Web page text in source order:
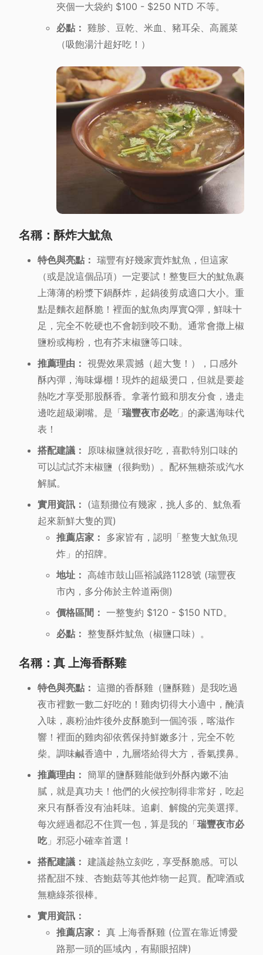
夾個一大袋約 $100 - $250 NTD 不等。
必點： 雞胗、豆乾、米血、豬耳朵、高麗菜
（吸飽湯汁超好吃！）
名稱：酥炸大魷魚
特色與亮點： 瑞豐有好幾家賣炸魷魚，但這家
（或是說這個品項）一定要試！整隻巨大的魷魚裹
上薄薄的粉漿下鍋酥炸，起鍋後剪成適口大小。重
點是麵衣超酥脆！裡面的魷魚肉厚實Q彈，鮮味十
足，完全不乾硬也不會韌到咬不動。通常會撒上椒
鹽粉或梅粉，也有芥末椒鹽等口味。
推薦理由： 視覺效果震撼（超大隻！），口感外
酥內彈，海味爆棚！現炸的超級燙口，但就是要趁
熱吃才享受那股酥香。拿著竹籤和朋友分食，邊走
邊吃超級涮嘴。是「瑞豐夜市必吃」的豪邁海味代
表！
搭配建議：
原味椒鹽就很好吃，喜歡特別口味的
可以試試芥末椒鹽（很夠勁）。配杯無糖茶或汽水
解膩。
實用資訊： (這類攤位有幾家，挑人多的、魷魚看
起來新鮮大隻的買)
推薦店家： 多家皆有，認明「整隻大魷魚現
炸」的招牌。
地址： 高雄市鼓山區裕誠路1128號 (瑞豐夜
市內，多分佈於主幹道兩側)
價格區間： 一整隻約 $120 - $150 NTD。
必點： 整隻酥炸魷魚（椒鹽口味）。
名稱：真 上海香酥雞
特色與亮點： 這攤的香酥雞（鹽酥雞）是我吃過
夜市裡數一數二好吃的！雞肉切得大小適中，醃漬
入味，裹粉油炸後外皮酥脆到一個誇張，喀滋作
響！裡面的雞肉卻依舊保持鮮嫩多汁，完全不乾
柴。調味鹹香適中，九層塔給得大方，香氣撲鼻。
推薦理由： 簡單的鹽酥雞能做到外酥內嫩不油
膩，就是真功夫！他們的火候控制得非常好，吃起
來只有酥香沒有油耗味。追劇、解饞的完美選擇。
每次經過都忍不住買一包，算是我的「瑞豐夜市必
吃」邪惡小確幸首選！
搭配建議： 建議趁熱立刻吃，享受酥脆感。可以
搭配甜不辣、杏鮑菇等其他炸物一起買。配啤酒或
無糖綠茶很棒。
實用資訊：
推薦店家： 真 上海香酥雞 (位置在靠近博愛
路那一頭的區域內，有顯眼招牌)